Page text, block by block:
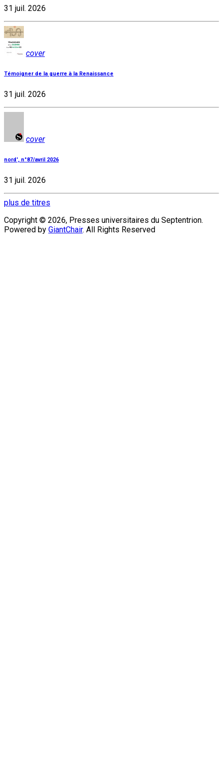
31 juil. 2026
cover
Témoigner de la guerre à la Renaissance
31 juil. 2026
cover
nord', n°87/avril 2026
31 juil. 2026
plus de titres
Copyright © 2026, Presses universitaires du Septentrion.
Powered by GiantChair. All Rights Reserved